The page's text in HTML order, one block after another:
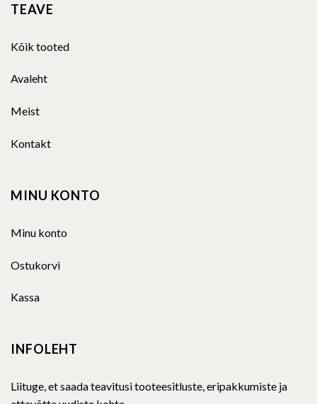
TEAVE
Kõik tooted
Avaleht
Meist
Kontakt
MINU KONTO
Minu konto
Ostukorvi
Kassa
INFOLEHT
Liituge, et saada teavitusi tooteesitluste, eripakkumiste ja